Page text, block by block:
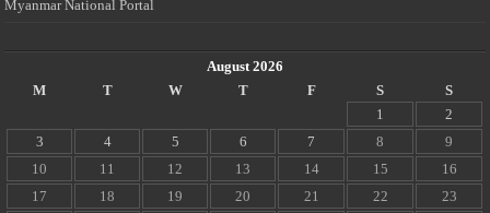
Myanmar National Portal
August 2026
M
T W T F S
S
1
2
3
4 5 6 7 8
9
10
11 12 13 14 15
16
17
18 19 20 21 22
23